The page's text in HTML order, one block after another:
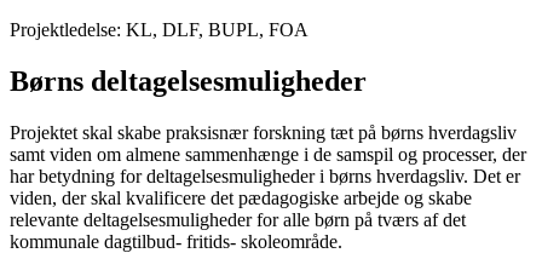
Projektledelse: KL, DLF, BUPL, FOA
Børns deltagelsesmuligheder
Projektet skal skabe praksisnær forskning tæt på børns hverdagsliv
samt viden om almene sammenhænge i de samspil og processer, der
har betydning for deltagelsesmuligheder i børns hverdagsliv. Det er
viden, der skal kvalificere det pædagogiske arbejde og skabe
relevante deltagelsesmuligheder for alle børn på tværs af det
kommunale dagtilbud- fritids- skoleområde.